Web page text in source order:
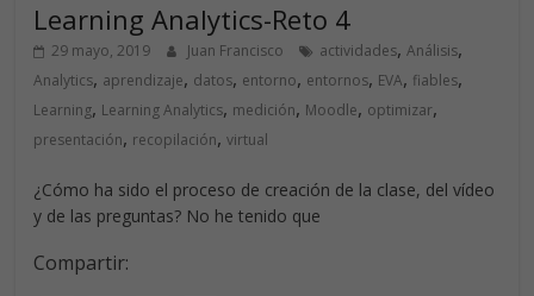
Learning Analytics-Reto 4
29 mayo, 2019 Juan Francisco actividades,Análisis,
Analytics, aprendizaje, datos, entorno, entornos, EVA, fiables,
Learning, Learning Analytics, medición, Moodle, optimizar,
presentación, recopilación,virtual
¿Cómo ha sido el proceso de creación de la clase, del vídeo
y de las preguntas? No he tenido que
Compartir: